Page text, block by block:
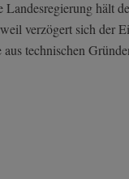
Landesregierung hält
verzögert sich der
technischen